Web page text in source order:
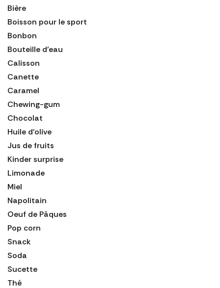
Bière
Boisson pour le sport
Bonbon
Bouteille d'eau
Calisson
Canette
Caramel
Chewing-gum
Chocolat
Huile d'olive
Jus de fruits
Kinder surprise
Limonade
Miel
Napolitain
Oeuf de Pâques
Pop corn
Snack
Soda
Sucette
Thé